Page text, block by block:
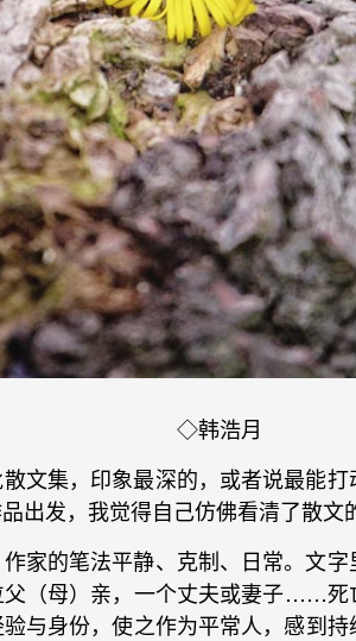
◇韩浩月
文集，印象最深的，或者说最能
出发，我觉得自己仿佛看清了散文
家的笔法平静、克制、日常。文
（母）亲，一个丈夫或妻子……死
与身份，使之作为平常人，感到